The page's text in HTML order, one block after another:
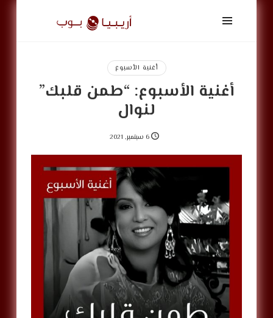
أريبيا
بوب
ArabiaPopأغنية الأسبوع
أغنية الأسبوع: “طمن قلبك”
لنوال
6 سبتمبر, 2021